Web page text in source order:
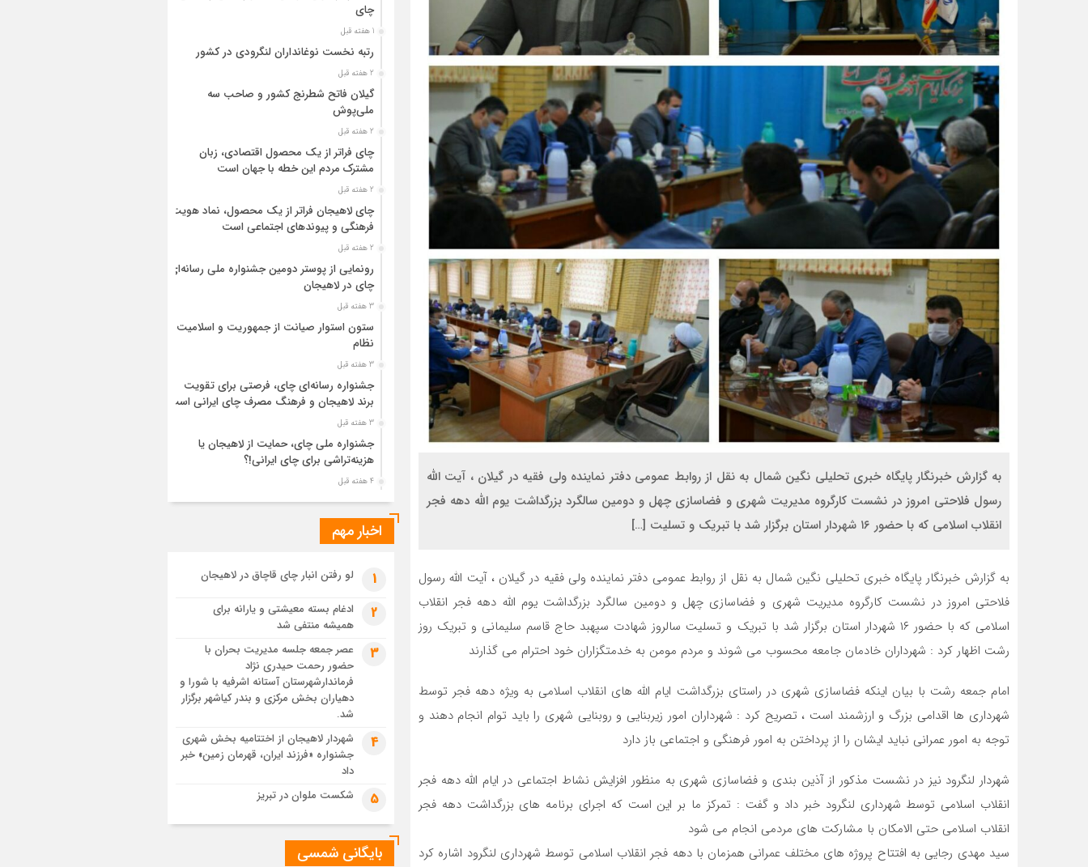
به گزارش خبرنگار پایگاه خبری تحلیلی نگین شمال به نقل از روابط عمومی دفتر نماینده ولی فقیه در گیلان ، آیت الله
رسول فلاحتی امروز در نشست کارگروه مدیریت شهری و فضاسازی چهل و دومین سالگرد بزرگداشت یوم الله دهه فجر
انقلاب اسلامی که با حضور ۱۶ شهردار استان برگزار شد با تبریک و تسلیت […]
به گزارش خبرنگار پایگاه خبری تحلیلی نگین شمال به نقل از روابط عمومی دفتر نماینده ولی فقیه در گیلان ، آیت الله رسول
فلاحتی امروز در نشست کارگروه مدیریت شهری و فضاسازی چهل و دومین سالگرد بزرگداشت یوم الله دهه فجر انقلاب
اسلامی که با حضور ۱۶ شهردار استان برگزار شد با تبریک و تسلیت سالروز شهادت سپهبد حاج قاسم سلیمانی و تبریک روز
رشت اظهار کرد : شهرداران خادمان جامعه محسوب می شوند و مردم مومن به خدمتگزاران خود احترام می گذارند
امام جمعه رشت با بیان اینکه فضاسازی شهری در راستای بزرگداشت ایام الله های انقلاب اسلامی به ویژه دهه فجر توسط
شهرداری ها اقدامی بزرگ و ارزشمند است ، تصریح کرد : شهرداران امور زیربنایی و روبنایی شهری را باید توام انجام دهند و
توجه به امور عمرانی نباید ایشان را از پرداختن به امور فرهنگی و اجتماعی باز دارد
شهردار لنگرود نیز در نشست مذکور از آذین بندی و فضاسازی شهری به منظور افزایش نشاط اجتماعی در ایام الله دهه فجر
انقلاب اسلامی توسط شهرداری لنگرود خبر داد و گفت : تمرکز ما بر این است که اجرای برنامه های بزرگداشت دهه فجر
انقلاب اسلامی حتی الامکان با مشارکت های مردمی انجام می شود
سید مهدی رجایی به افتتاح پروژه های مختلف عمرانی همزمان با دهه فجر انقلاب اسلامی توسط شهرداری لنگرود اشاره کرد
چای
1 هفته قبل
رتبه نخست نوغانداران لنگرودی در کشور
2 هفته قبل
گیلان فاتح شطرنج کشور و صاحب سه
ملی‌پوش
2 هفته قبل
چای فراتر از یک محصول اقتصادی، زبان
مشترک مردم این خطه با جهان است
2 هفته قبل
چای لاهیجان فراتر از یک محصول، نماد هویت
فرهنگی و پیوندهای اجتماعی است
2 هفته قبل
رونمایی از پوستر دومین جشنواره ملی رسانه‌ای
چای در لاهیجان
3 هفته قبل
ستون استوار صیانت از جمهوریت و اسلامیت
نظام
3 هفته قبل
جشنواره رسانه‌ای چای، فرصتی برای تقویت
برند لاهیجان و فرهنگ مصرف چای ایرانی است
3 هفته قبل
جشنواره ملی چای، حمایت از لاهیجان یا
هزینه‌تراشی برای چای ایرانی!؟
4 هفته قبل
پیکر مطهر رهبر شهید انقلاب در حرم مطهر
رضوی آرام گرفت
آخر در آستان امام رئوف
تصاویر هوایی مراسم تشییع پیکر مطهر آقای
شهید ایران – مشهد
4 هفته قبل
مراسم تشییع پیکر مطهر آقای شهید ایران –
مشهد
تصاویری از تراکم جمعیت حاضر در میدان
ثورهالعشرین نجف اشرف
اخبار مهم
1 لو رفتن انبار چای قاچاق در لاهیجان
2
ادغام بسته معیشتی و یارانه برای
همیشه منتفی شد
3
عصر جمعه جلسه مدیریت بحران با
حضور رحمت حیدری نژاد
فرماندارشهرستان آستانه اشرفیه با شورا و
دهیاران بخش مرکزی و بندر کیاشهر برگزار
شد.
4
شهردار لاهیجان از اختتامیه بخش شهری
جشنواره «فرزند ایران، قهرمان زمین» خبر
داد
5 شکست ملوان در تبریز
بایگانی شمسی